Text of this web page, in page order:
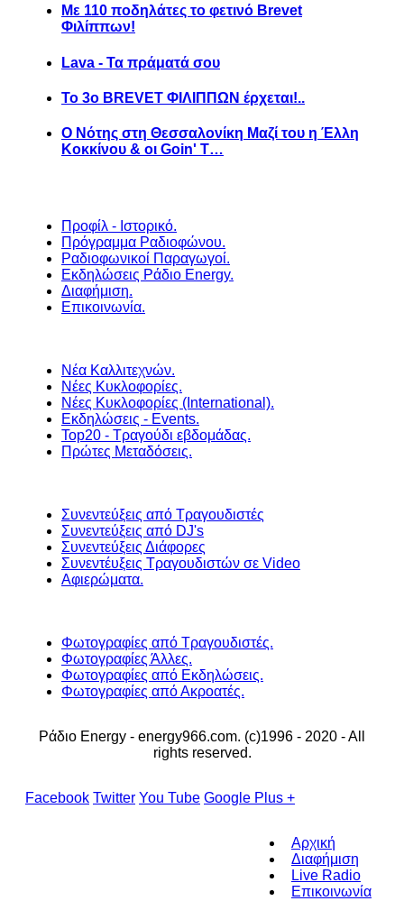
Με 110 ποδηλάτες το φετινό Brevet
Φιλίππων!
Lava - Τα πράματά σου
Το 3ο BREVET ΦΙΛΙΠΠΩΝ έρχεται!..
Ο Νότης στη Θεσσαλονίκη Μαζί του η Έλλη
Κοκκίνου & οι Goin' T…
Προφίλ - Ιστορικό.
Πρόγραμμα Ραδιοφώνου.
Ραδιοφωνικοί Παραγωγοί.
Εκδηλώσεις Ράδιο Energy.
Διαφήμιση.
Επικοινωνία.
Νέα Καλλιτεχνών.
Νέες Κυκλοφορίες.
Νέες Κυκλοφορίες (International).
Εκδηλώσεις - Events.
Top20 - Τραγούδι εβδομάδας.
Πρώτες Μεταδόσεις.
Συνεντεύξεις από Τραγουδιστές
Συνεντεύξεις από DJ's
Συνεντεύξεις Διάφορες
Συνεντέυξεις Τραγουδιστών σε Video
Αφιερώματα.
Φωτογραφίες από Τραγουδιστές.
Φωτογραφίες Άλλες.
Φωτογραφίες από Εκδηλώσεις.
Φωτογραφίες από Ακροατές.
Ράδιο Energy - energy966.com. (c)1996 - 2020 - All
rights reserved.
Facebook Twitter You Tube Google Plus +
Αρχική
Διαφήμιση
Live Radio
Επικοινωνία